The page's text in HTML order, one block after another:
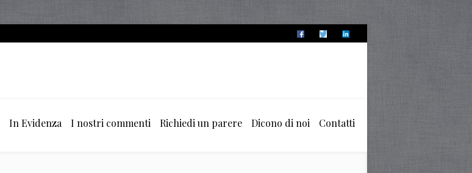
In Evidenza I nostri commenti Richiedi un parere Dicono di noi Contatti